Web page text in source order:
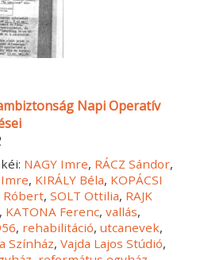
Napi Operatív
NAGY Imre, RÁCZ Sándor,
Imre, KIRÁLY Béla, KOPÁCSI
Róbert,SOLT Ottilia, RAJK
, KATONA Ferenc,vallás,
, rehabilitáció,utcanevek,
Színház,Vajda Lajos Stúdió,